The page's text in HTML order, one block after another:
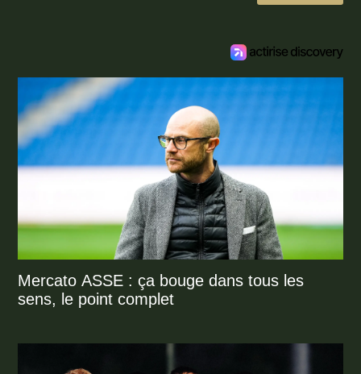
Mercato ASSE : ça bouge dans tous les
sens, le point complet